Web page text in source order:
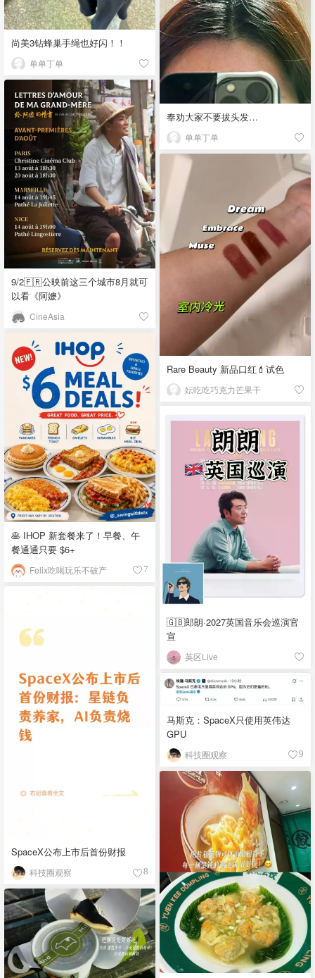
尚美3钻蜂巢手绳也好闪！！
单单丁单
奉劝大家不要拔头发…
单单丁单
9/2🇫🇷公映前这三个城市8月就可
以看《阿嬷》
CineAsia
Rare Beauty 新品口红💄试色
妘吃吃巧克力芒果干
🥞 IHOP 新套餐来了！早餐、午
餐通通只要 $6+
Felix吃喝玩乐不破产 7
🇬🇧郎朗·2027英国音乐会巡演官
宣
英区Live
SpaceX公布上市后首份财报
科技圈观察 8
马斯克：SpaceX只使用英伟达
GPU
科技圈观察 9